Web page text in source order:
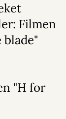
Filmen
blade"
"H for